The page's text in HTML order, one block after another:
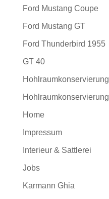
Ford Mustang Coupe
Ford Mustang GT
Ford Thunderbird 1955
GT 40
Hohlraumkonservierung
Hohlraumkonservierung
Home
Impressum
Interieur & Sattlerei
Jobs
Karmann Ghia